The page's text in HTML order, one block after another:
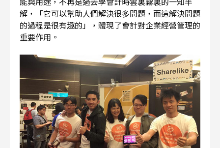
解，「它可以幫助人們解決很多問題，而這解決問題
的過程是很有趣的」，體現了會計對企業經營管理的
重要作用。